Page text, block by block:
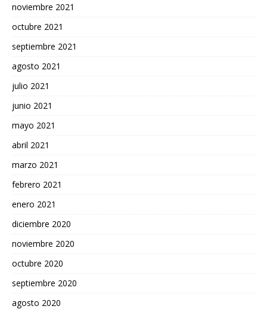
noviembre 2021
octubre 2021
septiembre 2021
agosto 2021
julio 2021
junio 2021
mayo 2021
abril 2021
marzo 2021
febrero 2021
enero 2021
diciembre 2020
noviembre 2020
octubre 2020
septiembre 2020
agosto 2020